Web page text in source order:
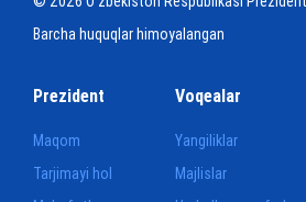
Barcha huquqlar himoyalangan
Prezident
Maqom
Tarjimayi hol
Voqealar
Yangiliklar
Majlislar